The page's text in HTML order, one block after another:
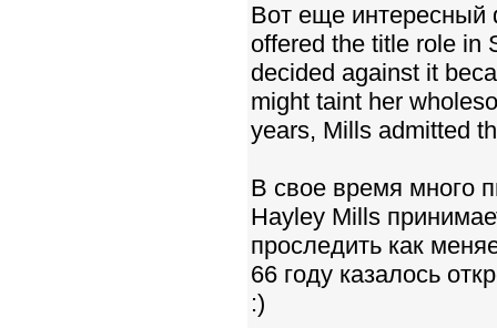
Вот еще интересный
offered the title role in
decided against it
might taint her
years, Mills admitted
В свое время много
Hayley Mills
проследить как
66 году казалось
:)